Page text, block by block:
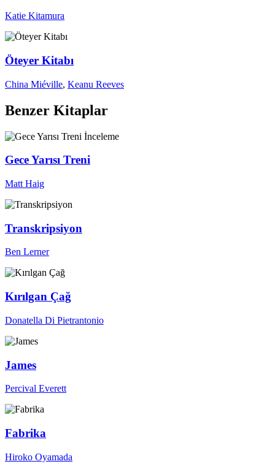
Katie Kitamura
Öteyer Kitabı
China Miéville, Keanu Reeves
Benzer Kitaplar
İnceleme
Gece Yarısı Treni
Matt Haig
Transkripsiyon
Ben Lerner
Kırılgan Çağ
Donatella Di Pietrantonio
James
Percival Everett
Fabrika
Hiroko Oyamada